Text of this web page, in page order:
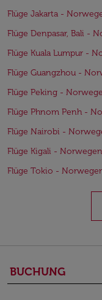
Flüge Jakarta -
Flüge Denpasar, Bali -
Flüge Kuala Lumpur -
Flüge Guangzhou -
Flüge Peking -
Flüge Phnom Penh -
Flüge Nairobi -
Flüge Kigali - Norwegen
Flüge Tokio -
BUCHUNG